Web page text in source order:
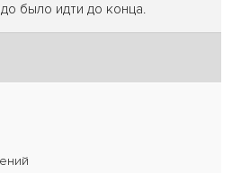
было идти до конца.